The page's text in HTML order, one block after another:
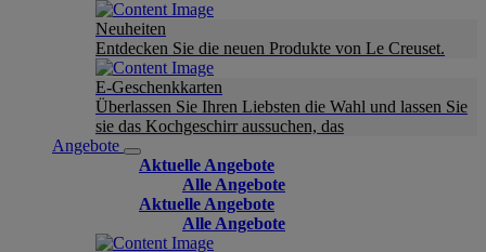
Neuheiten
Entdecken Sie die neuen Produkte von Le Creuset.
E-Geschenkkarten
Überlassen Sie Ihren Liebsten die Wahl und lassen Sie
sie das Kochgeschirr aussuchen, das
Angebote
Aktuelle Angebote
Alle Angebote
Aktuelle Angebote
Alle Angebote